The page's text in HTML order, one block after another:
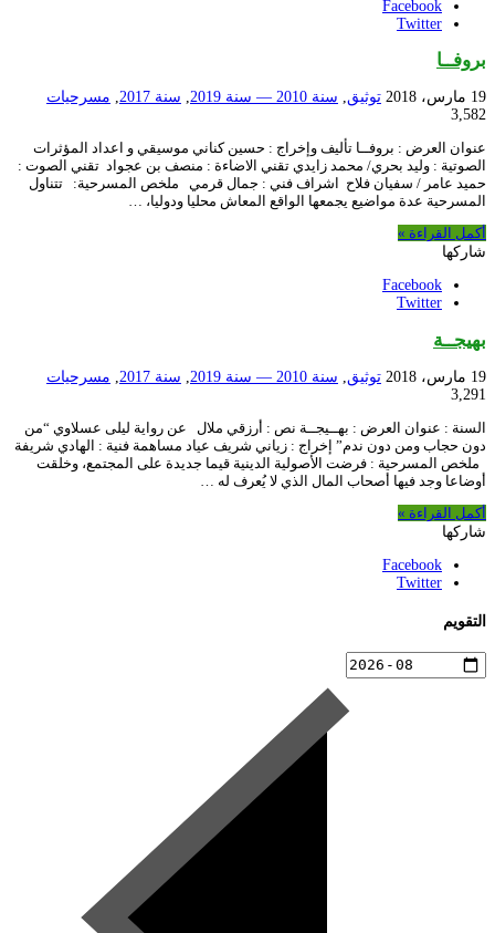
Facebook
Twitter
بروفــا
19 مارس، 2018 توثيق, سنة 2010 — سنة 2019 , سنة 2017 , مسرحيات
3,582
عنوان العرض : بروفــا تأليف وإخراج : حسين كناني موسيقي و اعداد المؤثرات
الصوتية : وليد بحري/ محمد زايدي تقني الاضاءة : منصف بن عجواد تقني الصوت :
حميد عامر / سفيان فلاح اشراف فني : جمال قرمي ملخص المسرحية: تتناول
المسرحية عدة مواضيع يجمعها الواقع المعاش محليا ودوليا، …
أكمل القراءة »
شاركها
Facebook
Twitter
بهيجــة
19 مارس، 2018 توثيق سنة 2010 — سنة 2019 سنة 2017
مسرحيات
3,291
السنة : عنوان العرض : بهــيجــة نص : أرزقي ملال عن رواية ليلى عسلاوي “من
دون حجاب ومن دون ندم” إخراج : زياني شريف عياد مساهمة فنية : الهادي شريفة
ملخص المسرحية : فرضت الأصولية الدينية قيما جديدة على المجتمع، وخلقت
أوضاعا وجد فيها أصحاب المال الذي لا يُعرف له …
أكمل القراءة »
شاركها
Facebook
Twitter
التقويم